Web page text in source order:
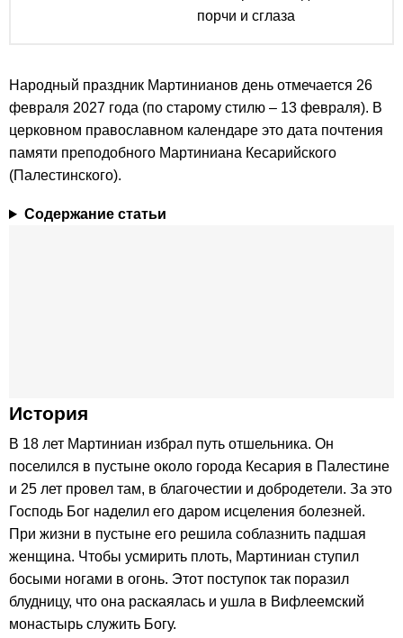
порчи и сглаза
Народный праздник Мартинианов день отмечается 26
февраля 2027 года (по старому стилю – 13 февраля). В
церковном православном календаре это дата почтения
памяти преподобного Мартиниана Кесарийского
(Палестинского).
Содержание статьи
История
В 18 лет Мартиниан избрал путь отшельника. Он
поселился в пустыне около города Кесария в Палестине
и 25 лет провел там, в благочестии и добродетели. За это
Господь Бог наделил его даром исцеления болезней.
При жизни в пустыне его решила соблазнить падшая
женщина. Чтобы усмирить плоть, Мартиниан ступил
босыми ногами в огонь. Этот поступок так поразил
блудницу, что она раскаялась и ушла в Вифлеемский
монастырь служить Богу.